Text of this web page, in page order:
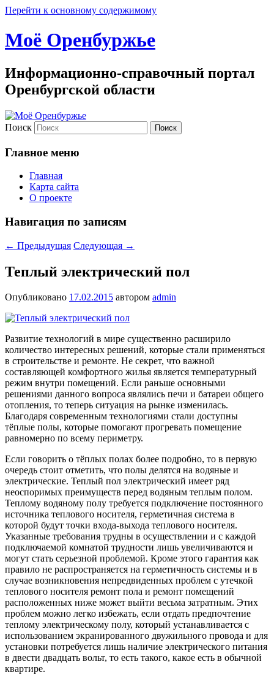
Перейти к основному содержимому
Моё Оренбуржье
Информационно-справочный портал
Оренбургской области
Поиск
Главное меню
Главная
Карта сайта
О проекте
Навигация по записям
← Предыдущая Следующая →
Теплый электрический пол
Опубликовано 17.02.2015 автором admin
Развитие технологий в мире существенно расширило
количество интересных решений, которые стали применяться
в строительстве и ремонте. Не секрет, что важной
составляющей комфортного жилья является температурный
режим внутри помещений. Если раньше основными
решениями данного вопроса являлись печи и батареи общего
отопления, то теперь ситуация на рынке изменилась.
Благодаря современным технологиями стали доступны
тёплые полы, которые помогают прогревать помещение
равномерно по всему периметру.
Если говорить о тёплых полах более подробно, то в первую
очередь стоит отметить, что полы делятся на водяные и
электрические. Теплый пол электрический имеет ряд
неоспоримых преимуществ перед водяным теплым полом.
Теплому водяному полу требуется подключение постоянного
источника теплового носителя, герметичная система в
которой будут точки входа-выхода теплового носителя.
Указанные требования трудны в осуществлении и с каждой
подключаемой комнатой трудности лишь увеличиваются и
могут стать серьезной проблемой. Кроме этого гарантия как
правило не распространяется на герметичность системы и в
случае возникновения непредвиденных проблем с утечкой
теплового носителя ремонт пола и ремонт помещений
расположенных ниже может выйти весьма затратным. Этих
проблем можно легко избежать, если отдать предпочтение
теплому электрическому полу, который устанавливается с
использованием экранированного двужильного провода и для
установки потребуется лишь наличие электрического питания
в двести двадцать вольт, то есть такого, какое есть в обычной
квартире.